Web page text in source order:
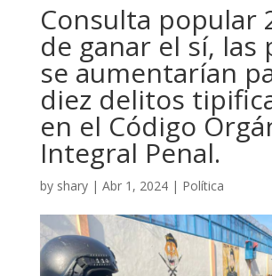
Consulta popular
de ganar el sí, las
se aumentarían
diez delitos
en el Código
Integral Penal.
by shary| Abr 1, 2024| Política